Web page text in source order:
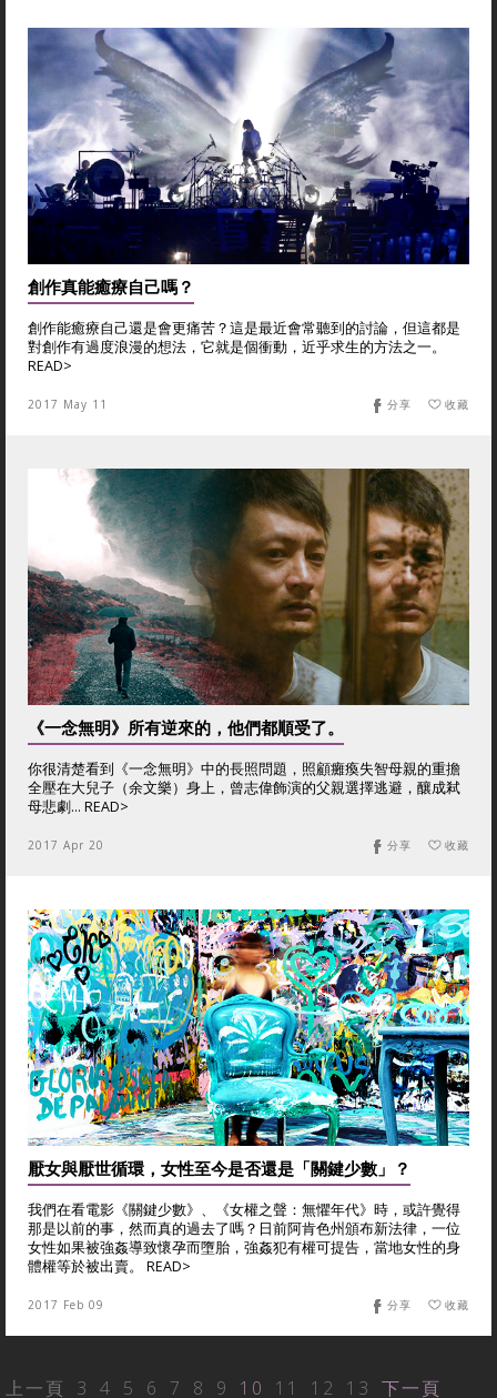
創作真能癒療自己嗎？
創作能癒療自己還是會更痛苦？這是最近會常聽到的討論，但這都是
對創作有過度浪漫的想法，它就是個衝動，近乎求生的方法之一。
READ>
2017 May 11 收藏
分享
《一念無明》所有逆來的，他們都順受了。
你很清楚看到《一念無明》中的長照問題，照顧癱瘓失智母親的重擔
全壓在大兒子（余文樂）身上，曾志偉飾演的父親選擇逃避，釀成弒
母悲劇… READ>
2017 Apr 20 收藏
分享
厭女與厭世循環，女性至今是否還是「關鍵少數」？
我們在看電影《關鍵少數》、《女權之聲：無懼年代》時，或許覺得
那是以前的事，然而真的過去了嗎？日前阿肯色州頒布新法律，一位
女性如果被強姦導致懷孕而墮胎，強姦犯有權可提告，當地女性的身
體權等於被出賣。 READ>
2017 Feb 09 收藏
分享
上一頁 3 4 5 6 7 8 9 10 11 12 13 下一頁